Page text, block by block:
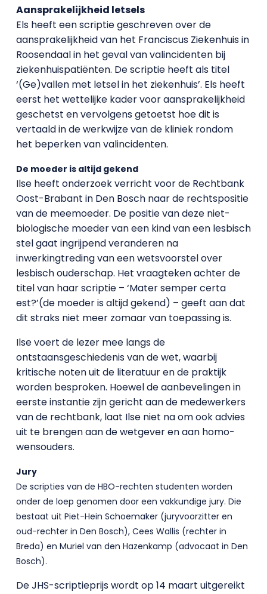
Aansprakelijkheid letsels
Els heeft een scriptie geschreven over de
aansprakelijkheid van het Franciscus Ziekenhuis in
Roosendaal in het geval van valincidenten bij
ziekenhuispatiënten. De scriptie heeft als titel
‘(Ge)vallen met letsel in het ziekenhuis’. Els heeft
eerst het wettelijke kader voor aansprakelijkheid
geschetst en vervolgens getoetst hoe dit is
vertaald in de werkwijze van de kliniek rondom
het beperken van valincidenten.
De moeder is altijd gekend
Ilse heeft onderzoek verricht voor de Rechtbank
Oost-Brabant in Den Bosch naar de rechtspositie
van de meemoeder. De positie van deze niet-
biologische moeder van een kind van een lesbisch
stel gaat ingrijpend veranderen na
inwerkingtreding van een wetsvoorstel over
lesbisch ouderschap. Het vraagteken achter de
titel van haar scriptie – ‘Mater semper certa
est?’(de moeder is altijd gekend) – geeft aan dat
dit straks niet meer zomaar van toepassing is.
Ilse voert de lezer mee langs de
ontstaansgeschiedenis van de wet, waarbij
kritische noten uit de literatuur en de praktijk
worden besproken. Hoewel de aanbevelingen in
eerste instantie zijn gericht aan de medewerkers
van de rechtbank, laat Ilse niet na om ook advies
uit te brengen aan de wetgever en aan homo-
wensouders.
Jury
De scripties van de HBO-rechten studenten worden
onder de loep genomen door een vakkundige jury. Die
bestaat uit Piet-Hein Schoemaker (juryvoorzitter en
oud-rechter in Den Bosch), Cees Wallis (rechter in
Breda) en Muriel van den Hazenkamp (advocaat in Den
Bosch).
De JHS-scriptieprijs wordt op 14 maart uitgereikt